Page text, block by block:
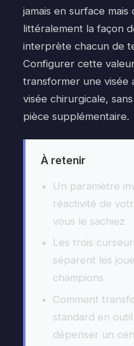
jamais en surface mais
littéralement la façon
interprète chacun de
Configurer cette
transformer une visée
visée chirurgicale,
pièce supplémentaire.
À retenir
Un paramètre
réactivité de
vous le sachiez
Les trois
séparent les
champions
Comment
standard en
dépenser un